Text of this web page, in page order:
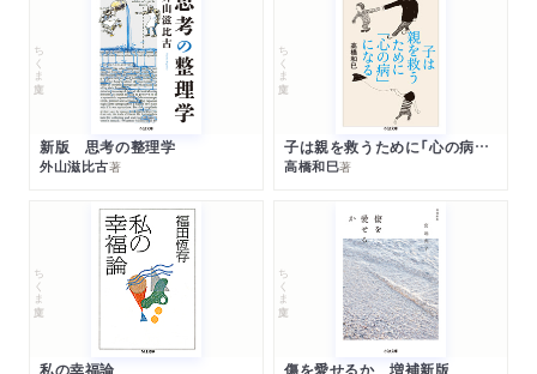
ちくま文庫
新版 思考の整理学
外山滋比古著
ちくま文庫
子は親を救うために「心の病」になる
高橋和巳著
ちくま文庫
私の幸福論
ちくま文庫
傷を愛せるか 増補新版